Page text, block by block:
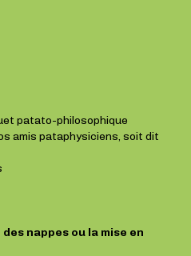
patato-philosophique
amis pataphysiciens, soit dit
nappes ou la mise en